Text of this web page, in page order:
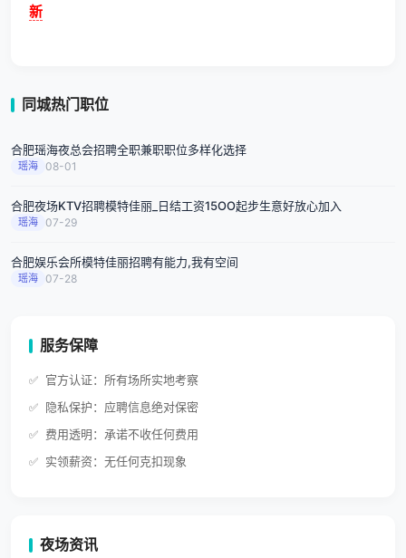
新
同城热门职位
合肥瑶海夜总会招聘全职兼职职位多样化选择
瑶海 08-01
合肥夜场KTV招聘模特佳丽_日结工资15OO起步生意好放心加入
瑶海 07-29
合肥娱乐会所模特佳丽招聘有能力,我有空间
瑶海 07-28
服务保障
官方认证：所有场所实地考察
隐私保护：应聘信息绝对保密
费用透明：承诺不收任何费用
实领薪资：无任何克扣现象
夜场资讯